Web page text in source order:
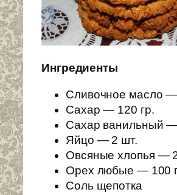
Ингредиенты
Сливочное масло —
Сахар — 120 гр.
Сахар ванильный —
Яйцо — 2 шт.
Овсяные хлопья —
Орех любые — 100
Соль щепотка